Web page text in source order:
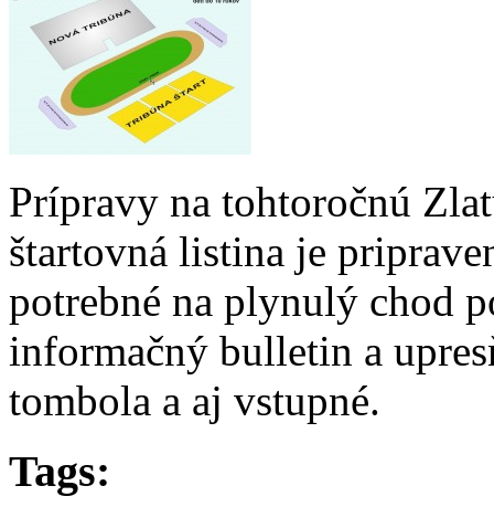
Prípravy na tohtoročnú
štartovná listina je
potrebné na plynulý chod
informačný bulletin a
tombola a aj vstupné.
Tags: